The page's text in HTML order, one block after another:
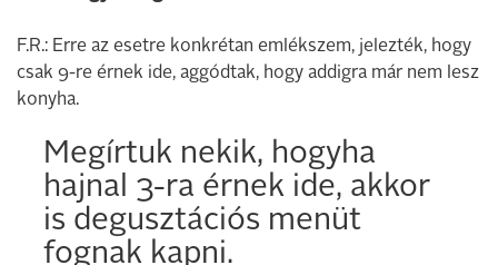
F.R.: Erre az esetre konkrétan emlékszem, jelezték, hogy
csak 9-re érnek ide, aggódtak, hogy addigra már nem lesz
konyha.
Megírtuk nekik, hogyha
hajnal 3-ra érnek ide, akkor
is degusztációs menüt
fognak kapni.